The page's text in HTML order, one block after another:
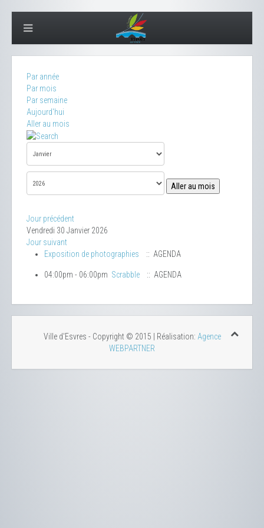
Par année
Par mois
Par semaine
Aujourd'hui
Aller au mois
Aller au mois
Jour précédent
Vendredi 30 Janvier 2026
Jour suivant
Exposition de photographies
:: AGENDA
04:00pm - 06:00pm Scrabble :: AGENDA
Ville d'Esvres - Copyright © 2015 | Réalisation: Agence
WEBPARTNER